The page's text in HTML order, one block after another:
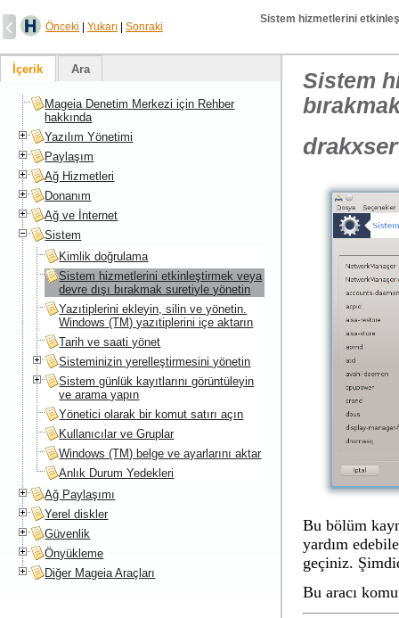
Önceki Yukarı Sonraki
Sistem hizmetlerini
Sistem
Bu bölüm
yardım
geçiniz.
Bu aracı
İçerik Ara
Mageia Denetim Merkezi için Rehber
hakkında
Yazılım Yönetimi
Paylaşım
Ağ Hizmetleri
Donanım
Ağ ve İnternet
Sistem
Kimlik doğrulama
Sistem hizmetlerini etkinleştirmek veya
devre dışı bırakmak suretiyle yönetin
Yazıtiplerini ekleyin, silin ve yönetin.
Windows (TM) yazıtiplerini içe aktarın
Tarih ve saati yönet
Sisteminizin yerelleştirmesini yönetin
Sistem günlük kayıtlarını görüntüleyin
ve arama yapın
Yönetici olarak bir komut satırı açın
Kullanıcılar ve Gruplar
Windows (TM) belge ve ayarlarını aktar
Anlık Durum Yedekleri
Ağ Paylaşımı
Yerel diskler
Güvenlik
Önyükleme
Diğer Mageia Araçları